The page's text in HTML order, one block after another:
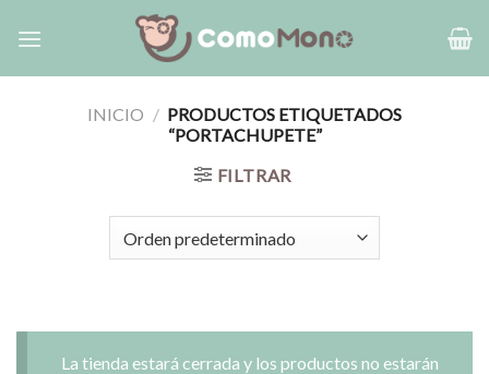
INICIO / PRODUCTOS ETIQUETADOS
“PORTACHUPETE”
FILTRAR
La tienda estará cerrada y los productos no estarán